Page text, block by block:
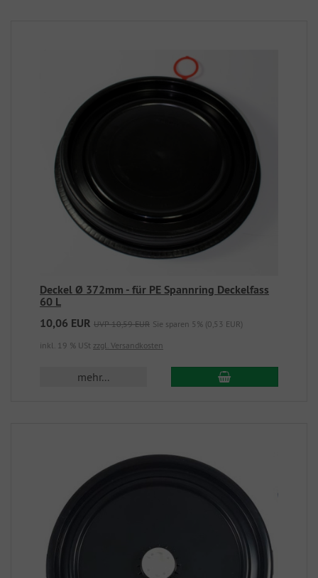
Deckel Ø 372mm - für PE Spannring Deckelfass
60 L
10,06 EUR UVP 10,59 EUR Sie sparen 5% (0,53 EUR)
inkl. 19 % USt zzgl. Versandkosten
mehr...